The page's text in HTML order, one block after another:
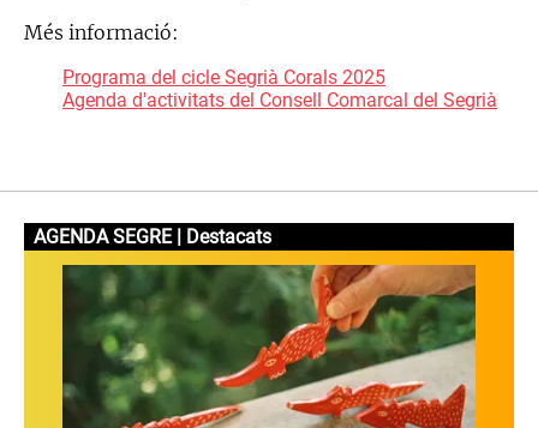
Més informació:
Programa del cicle Segrià Corals 2025
Agenda d'activitats del Consell Comarcal del Segrià
AGENDA SEGRE | Destacats